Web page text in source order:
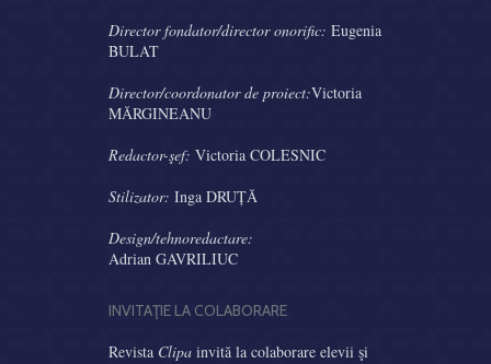
Director fondator/director onorific: Eugenia
BULAT
Director/coordonator de proiect:Victoria
MĂRGINEANU
Redactor-şef: Victoria COLESNIC
Stilizator: Inga DRUȚĂ
Design/tehnoredactare:
Adrian GAVRILIUC
INVITAŢIE LA COLABORARE
Revista Clipa invită la colaborare elevii şi